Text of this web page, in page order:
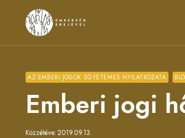
AZ EMBERI JOGOK EGYETEMES NYILATKOZATA
Emberi jogi
Közzétéve: 2019.09.13.